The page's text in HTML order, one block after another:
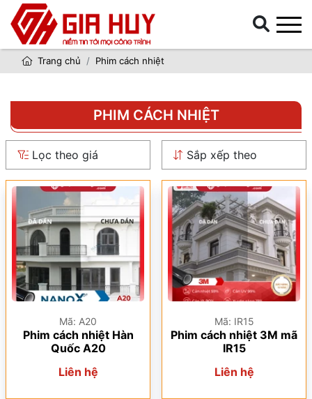
Trang chủ Phim cách nhiệt
PHIM CÁCH NHIỆT
Lọc theo giá Sắp xếp theo
Mã: A20
Phim cách nhiệt Hàn
Quốc A20
Liên hệ
Mã: IR15
Phim cách nhiệt 3M mã
IR15
Liên hệ